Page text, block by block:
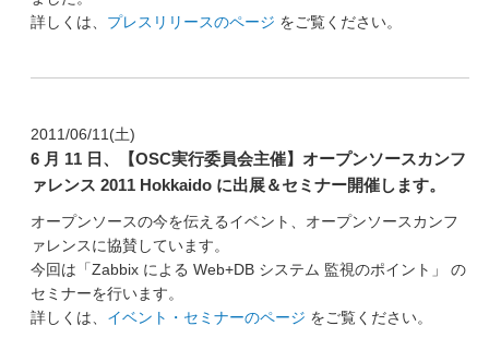
詳しくは、 プレスリリースのページ をご覧ください。
2011/06/11(土)
6 月 11 日、【OSC実行委員会主催】オープンソースカンフ
ァレンス 2011 Hokkaido に出展＆セミナー開催します。
オープンソースの今を伝えるイベント、オープンソースカンフ
ァレンスに協賛しています。
今回は「Zabbix による Web+DB システム 監視のポイント」 の
セミナーを行います。
詳しくは、 イベント・セミナーのページ をご覧ください。